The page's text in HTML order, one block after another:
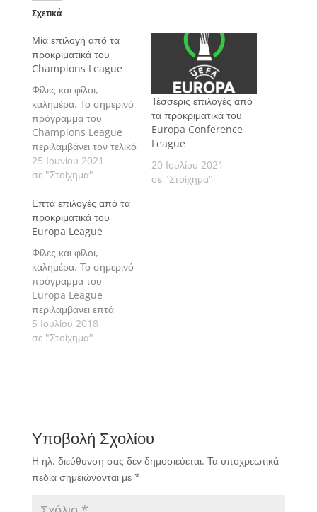
Σχετικά
Μία επιλογή από τα
προκριματικά του
Champions League
Φίλες και φίλοι,
καλημέρα. Το σημερινό
πρόγραμμα του
Champions League
περιλαμβάνει τον τελικό
της προ-προκριματικής
φάσης που διεξάγεται
όπου η Prishtina
αντιμετωπίζει την Inter
d'Escaldes. Πάμε να
αναλυτικά.
25 Ιουνίου 2021
σε "Στοίχημα"
Τέσσερις επιλογές από
τα προκριματικά του
Europa Conference
League
20 Ιουλίου 2021
σε "Στοίχημα"
Επτά επιλογές από τα
προκριματικά του
Europa League
Φίλες και φίλοι,
καλημέρα. Το σημερινό
πρόγραμμα του
Europa League
περιλαμβάνει επτά
αγώνες με τους
οποίους
5 Ιουλίου 2018
σε "Στοίχημα"
Υποβολή Σχολίου
Η ηλ. διεύθυνση σας δεν δημοσιεύεται. Τα υποχρεωτικά
πεδία σημειώνονται με *